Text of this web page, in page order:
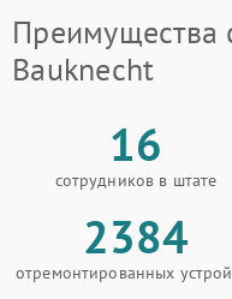
Преимущества
Bauknecht
16
сотрудников в штате
2384
отремонтированных